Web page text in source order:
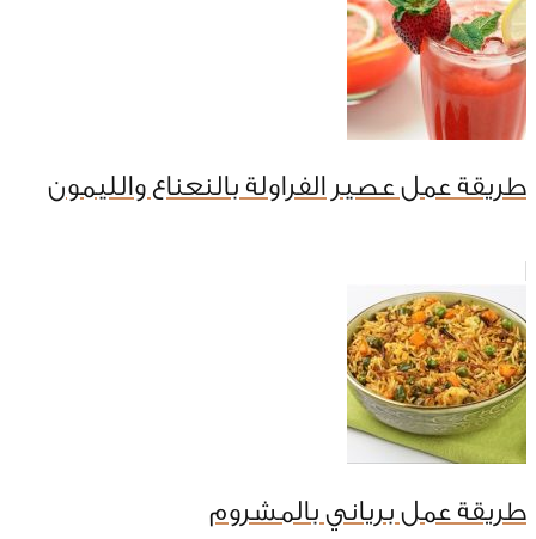
طريقة عمل عصير الفراولة بالنعناع والليمون
طريقة عمل برياني بالمشروم